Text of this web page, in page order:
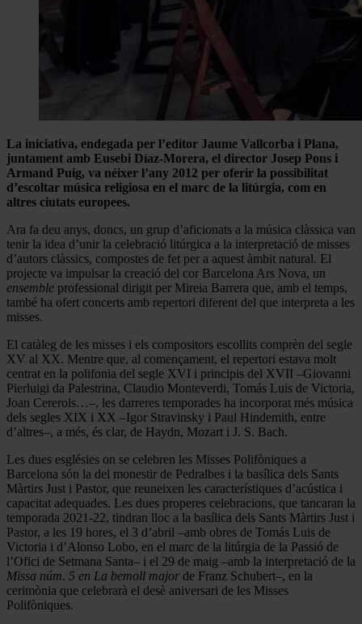
La iniciativa, endegada per l’editor Jaume Vallcorba i Plana,
juntament amb Eusebi Díaz-Morera, el director Josep Pons i
Armand Puig, va néixer l’any 2012 per oferir la possibilitat
d’escoltar música religiosa en el marc de la litúrgia, com en
altres ciutats europees.
Ara fa deu anys, doncs, un grup d’aficionats a la música clàssica van
tenir la idea d’unir la celebració litúrgica a la interpretació de misses
d’autors clàssics, compostes de fet per a aquest àmbit natural. El
projecte va impulsar la creació del cor Barcelona Ars Nova, un
ensemble professional dirigit per Mireia Barrera que, amb el temps,
també ha ofert concerts amb repertori diferent del que interpreta a les
misses.
El catàleg de les misses i els compositors escollits comprèn del segle
XV al XX. Mentre que, al començament, el repertori estava molt
centrat en la polifonia del segle XVI i principis del XVII –Giovanni
Pierluigi da Palestrina, Claudio Monteverdi, Tomás Luis de Victoria,
Joan Cererols…–, les darreres temporades ha incorporat més música
dels segles XIX i XX –Igor Stravinsky i Paul Hindemith, entre
d’altres–, a més, és clar, de Haydn, Mozart i J. S. Bach.
Les dues esglésies on se celebren les Misses Polifòniques a
Barcelona són la del monestir de Pedralbes i la basílica dels Sants
Màrtirs Just i Pastor, que reuneixen les característiques d’acústica i
capacitat adequades. Les dues properes celebracions, que tancaran la
temporada 2021-22, tindran lloc a la basílica dels Sants Màrtirs Just i
Pastor, a les 19 hores, el 3 d’abril –amb obres de Tomás Luis de
Victoria i d’Alonso Lobo, en el marc de la litúrgia de la Passió de
l’Ofici de Setmana Santa– i el 29 de maig –amb la interpretació de la
Missa núm. 5 en La bemoll major de Franz Schubert–, en la
cerimònia que celebrarà el desè aniversari de les Misses
Polifòniques.